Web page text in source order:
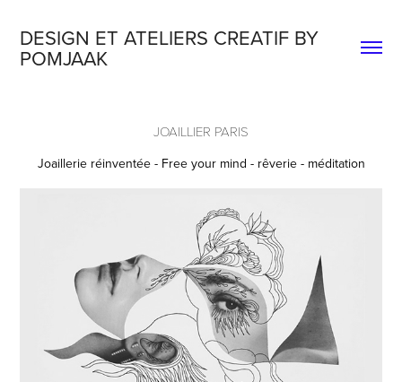
DESIGN ET ATELIERS CREATIF BY
POMJAAK
JOAILLIER PARIS
Joaillerie réinventée - Free your mind - rêverie - méditation